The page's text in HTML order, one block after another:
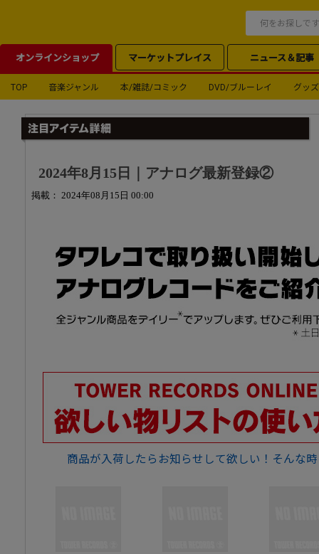
オンラインショップ マーケットプレイス ニュース＆記事
TOP 音楽ジャンル 本/雑誌/コミック DVD/ブルーレイ グッズ
2024年8月15日｜アナログ最新登録②
掲載： 2024年08月15日 00:00
商品が入荷したらお知らせして欲しい！そんな